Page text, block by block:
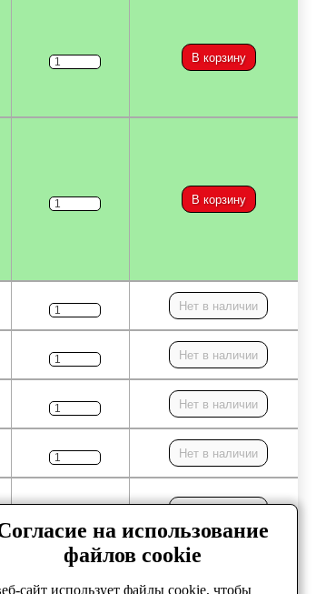
В корзину
В корзину
Нет в наличии
Нет в наличии
Нет в наличии
Нет в наличии
на использование
файлов cookie
сайт использует файлы cookie, чтобы